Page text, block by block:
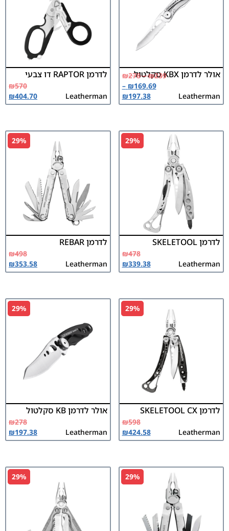
אולר לדרמן KBX סקלטול
Leatherman
₪239
–
₪278
₪169.69
–
₪197.38
לדרמן RAPTOR דו צבעי
Leatherman
₪570
₪404.70
29%
לדרמן SKELETOOL
Leatherman
₪478
₪339.38
29%
לדרמן REBAR
Leatherman
₪498
₪353.58
29%
לדרמן SKELETOOL CX
Leatherman
₪598
₪424.58
29%
אולר לדרמן KB סקלטול
Leatherman
₪278
₪197.38
29%
29%